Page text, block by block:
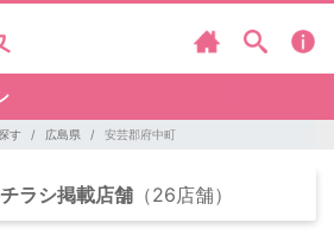
す 広島県 安芸郡府中町
ラシ掲載店舗 （26店舗）